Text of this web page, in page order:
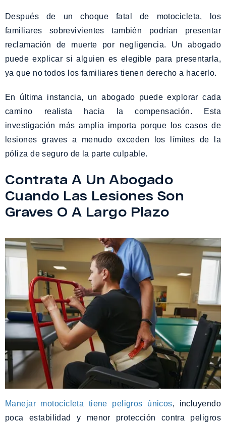
Después de un choque fatal de motocicleta, los
familiares sobrevivientes también podrían presentar
reclamación de muerte por negligencia. Un abogado
puede explicar si alguien es elegible para presentarla,
ya que no todos los familiares tienen derecho a hacerlo.
En última instancia, un abogado puede explorar cada
camino realista hacia la compensación. Esta
investigación más amplia importa porque los casos de
lesiones graves a menudo exceden los límites de la
póliza de seguro de la parte culpable.
Contrata A Un Abogado
Cuando Las Lesiones Son
Graves O A Largo Plazo
Manejar motocicleta tiene peligros únicos, incluyendo
poca estabilidad y menor protección contra peligros